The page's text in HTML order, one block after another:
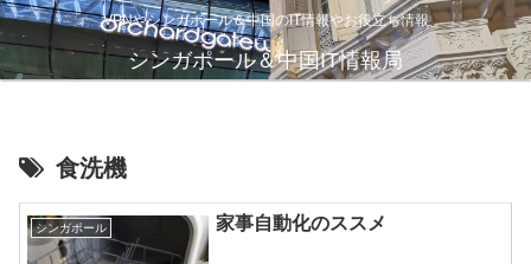
VPNやシンガポール＆中国のIT情報やお役立ち情報
シンガポール＆中国IT情報局
食洗機
シンガポール 家事自動化のススメ